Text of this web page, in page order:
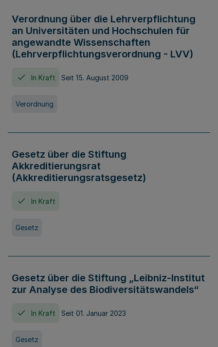
Verordnung über die Lehrverpflichtung
an Universitäten und Hochschulen für
angewandte Wissenschaften
(Lehrverpflichtungsverordnung - LVV)
In Kraft Seit 15. August 2009
Verordnung
Gesetz über die Stiftung
Akkreditierungsrat
(Akkreditierungsratsgesetz)
In Kraft
Gesetz
Gesetz über die Stiftung „Leibniz-Institut
zur Analyse des Biodiversitätswandels“
In Kraft Seit 01. Januar 2023
Gesetz